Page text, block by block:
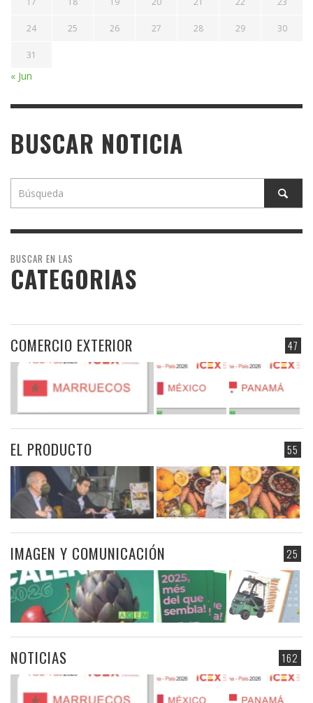
24 25 26 27 28 29 30
31
« Jun
BUSCAR NOTICIA
BUSCAR EN LAS
CATEGORIAS
47
COMERCIO EXTERIOR
55
EL PRODUCTO
25
IMAGEN Y COMUNICACIÓN
162
NOTICIAS